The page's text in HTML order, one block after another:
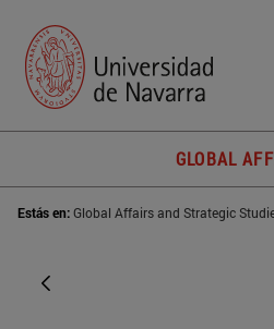
GLOBAL
Estás en:Global Affairs and Strategic